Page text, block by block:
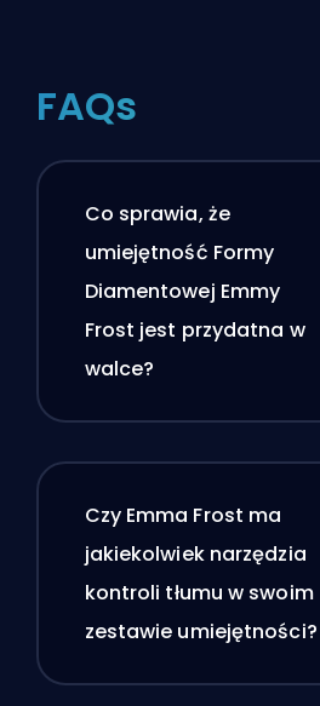
FAQs
Co sprawia, że
umiejętność Formy
Diamentowej Emmy
Frost jest przydatna w
walce?
Czy Emma Frost ma
jakiekolwiek narzędzia
kontroli tłumu w swoim
zestawie umiejętności?